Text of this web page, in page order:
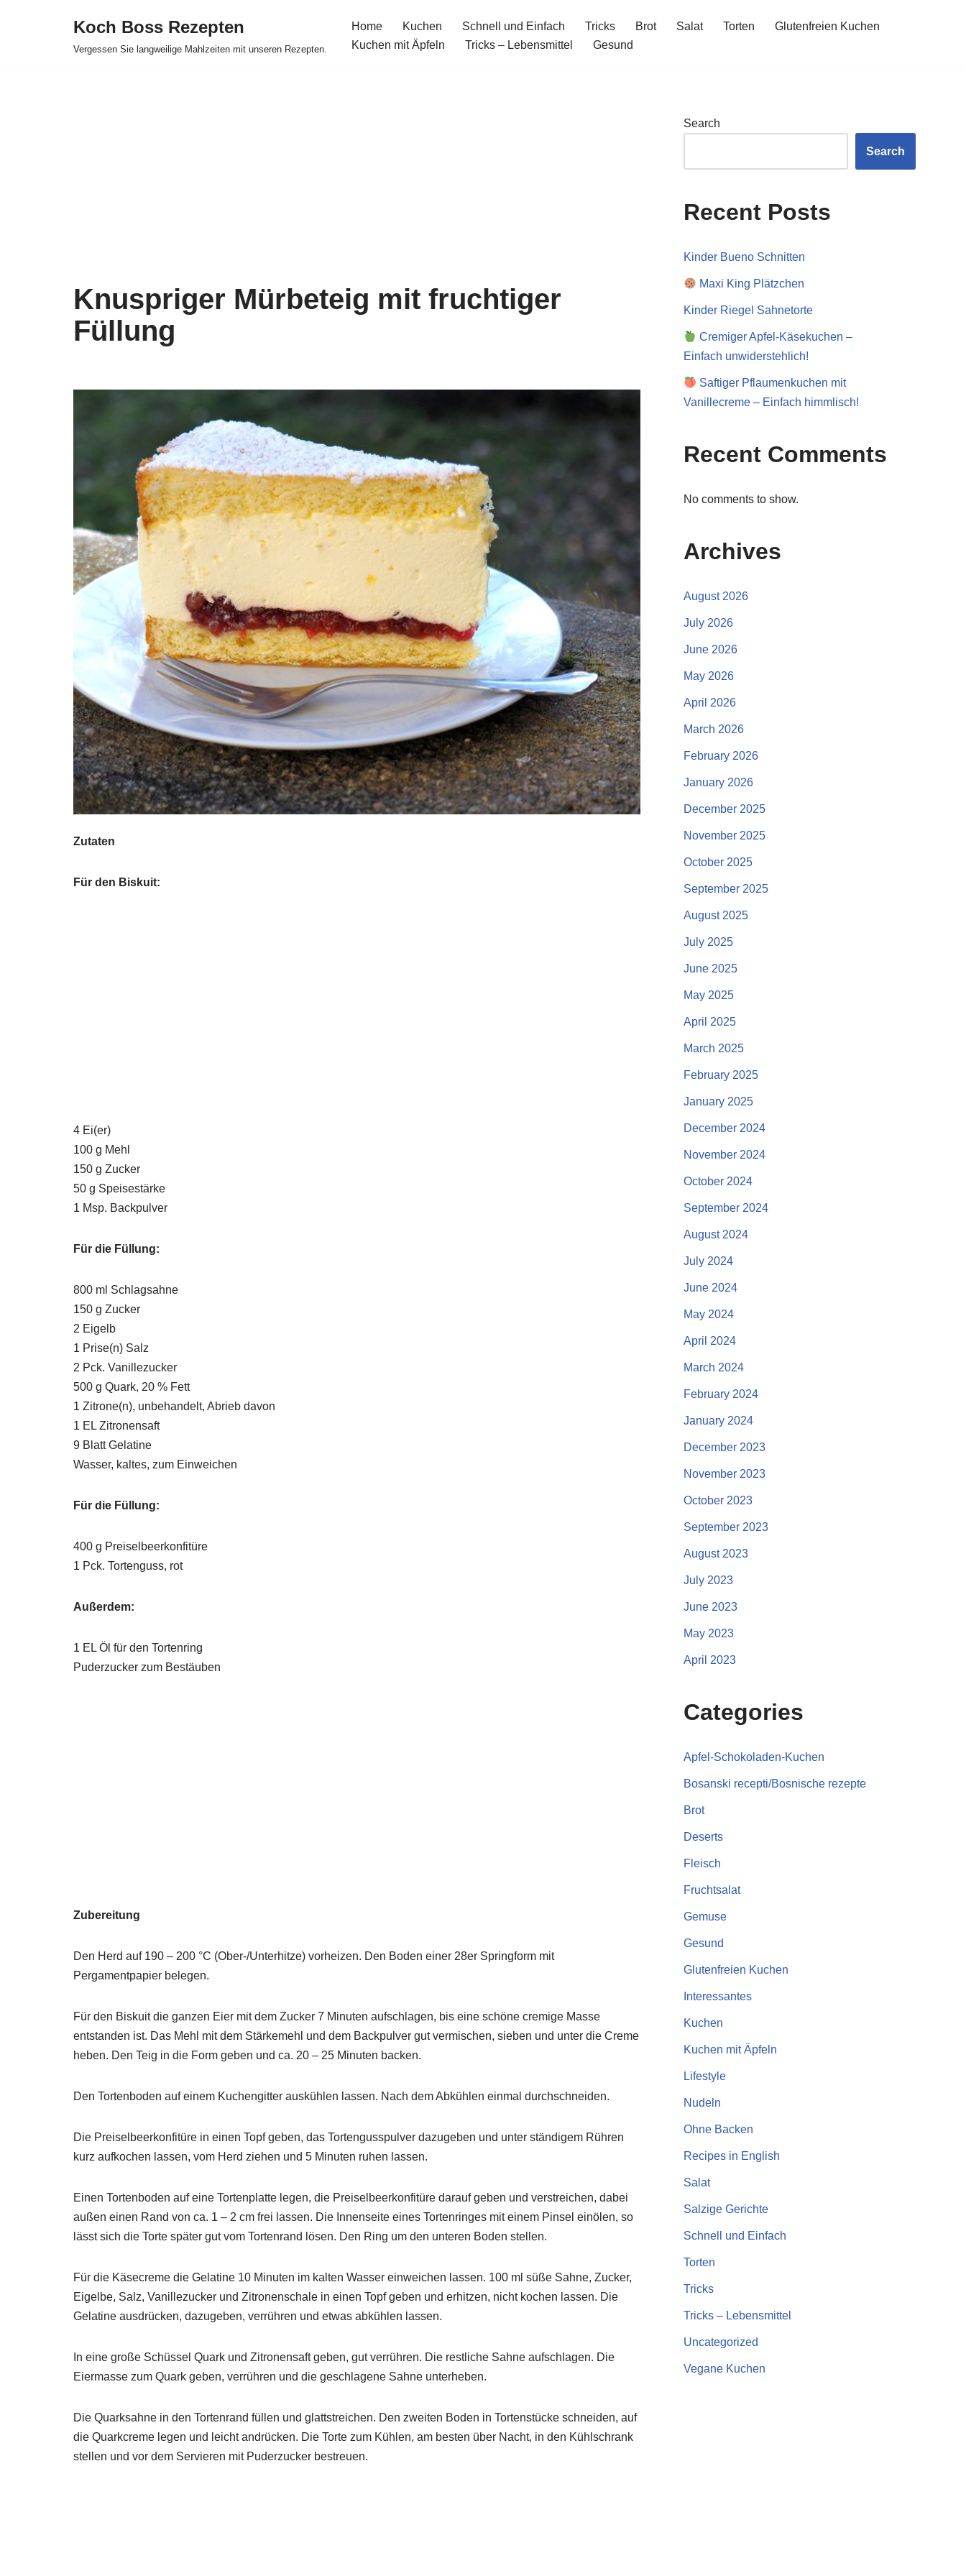
Koch Boss Rezepten
Vergessen Sie langweilige Mahlzeiten mit unseren Rezepten.
Home Kuchen Schnell und Einfach Tricks Brot Salat Torten
Glutenfreien Kuchen
Kuchen mit Äpfeln
Tricks – Lebensmittel Gesund
Knuspriger Mürbeteig mit fruchtiger
Füllung
Zutaten
Für den Biskuit:
4 Ei(er)
100 g Mehl
150 g Zucker
50 g Speisestärke
1 Msp. Backpulver
Für die Füllung:
800 ml Schlagsahne
150 g Zucker
2 Eigelb
1 Prise(n) Salz
2 Pck. Vanillezucker
500 g Quark, 20 % Fett
1 Zitrone(n), unbehandelt, Abrieb davon
1 EL Zitronensaft
9 Blatt Gelatine
Wasser, kaltes, zum Einweichen
Für die Füllung:
400 g Preiselbeerkonfitüre
1 Pck. Tortenguss, rot
Außerdem:
1 EL Öl für den Tortenring
Puderzucker zum Bestäuben
Zubereitung
Den Herd auf 190 – 200 °C (Ober-/Unterhitze) vorheizen. Den Boden einer 28er Springform mit
Pergamentpapier belegen.
Für den Biskuit die ganzen Eier mit dem Zucker 7 Minuten aufschlagen, bis eine schöne cremige Masse
entstanden ist. Das Mehl mit dem Stärkemehl und dem Backpulver gut vermischen, sieben und unter die Creme
heben. Den Teig in die Form geben und ca. 20 – 25 Minuten backen.
Den Tortenboden auf einem Kuchengitter auskühlen lassen. Nach dem Abkühlen einmal durchschneiden.
Die Preiselbeerkonfitüre in einen Topf geben, das Tortengusspulver dazugeben und unter ständigem Rühren
kurz aufkochen lassen, vom Herd ziehen und 5 Minuten ruhen lassen.
Einen Tortenboden auf eine Tortenplatte legen, die Preiselbeerkonfitüre darauf geben und verstreichen, dabei
außen einen Rand von ca. 1 – 2 cm frei lassen. Die Innenseite eines Tortenringes mit einem Pinsel einölen, so
lässt sich die Torte später gut vom Tortenrand lösen. Den Ring um den unteren Boden stellen.
Für die Käsecreme die Gelatine 10 Minuten im kalten Wasser einweichen lassen. 100 ml süße Sahne, Zucker,
Eigelbe, Salz, Vanillezucker und Zitronenschale in einen Topf geben und erhitzen, nicht kochen lassen. Die
Gelatine ausdrücken, dazugeben, verrühren und etwas abkühlen lassen.
In eine große Schüssel Quark und Zitronensaft geben, gut verrühren. Die restliche Sahne aufschlagen. Die
Eiermasse zum Quark geben, verrühren und die geschlagene Sahne unterheben.
Die Quarksahne in den Tortenrand füllen und glattstreichen. Den zweiten Boden in Tortenstücke schneiden, auf
die Quarkcreme legen und leicht andrücken. Die Torte zum Kühlen, am besten über Nacht, in den Kühlschrank
stellen und vor dem Servieren mit Puderzucker bestreuen.
Search
Search
Recent Posts
Kinder Bueno Schnitten
Maxi King Plätzchen
Kinder Riegel Sahnetorte
Cremiger Apfel-Käsekuchen –
Einfach unwiderstehlich!
Saftiger Pflaumenkuchen mit
Vanillecreme – Einfach himmlisch!
Recent Comments
No comments to show.
Archives
August 2026
July 2026
June 2026
May 2026
April 2026
March 2026
February 2026
January 2026
December 2025
November 2025
October 2025
September 2025
August 2025
July 2025
June 2025
May 2025
April 2025
March 2025
February 2025
January 2025
December 2024
November 2024
October 2024
September 2024
August 2024
July 2024
June 2024
May 2024
April 2024
March 2024
February 2024
January 2024
December 2023
November 2023
October 2023
September 2023
August 2023
July 2023
June 2023
May 2023
April 2023
Categories
Apfel-Schokoladen-Kuchen
Bosanski recepti/Bosnische rezepte
Brot
Deserts
Fleisch
Fruchtsalat
Gemuse
Gesund
Glutenfreien Kuchen
Interessantes
Kuchen
Kuchen mit Äpfeln
Lifestyle
Nudeln
Ohne Backen
Recipes in English
Salat
Salzige Gerichte
Schnell und Einfach
Torten
Tricks
Tricks – Lebensmittel
Uncategorized
Vegane Kuchen